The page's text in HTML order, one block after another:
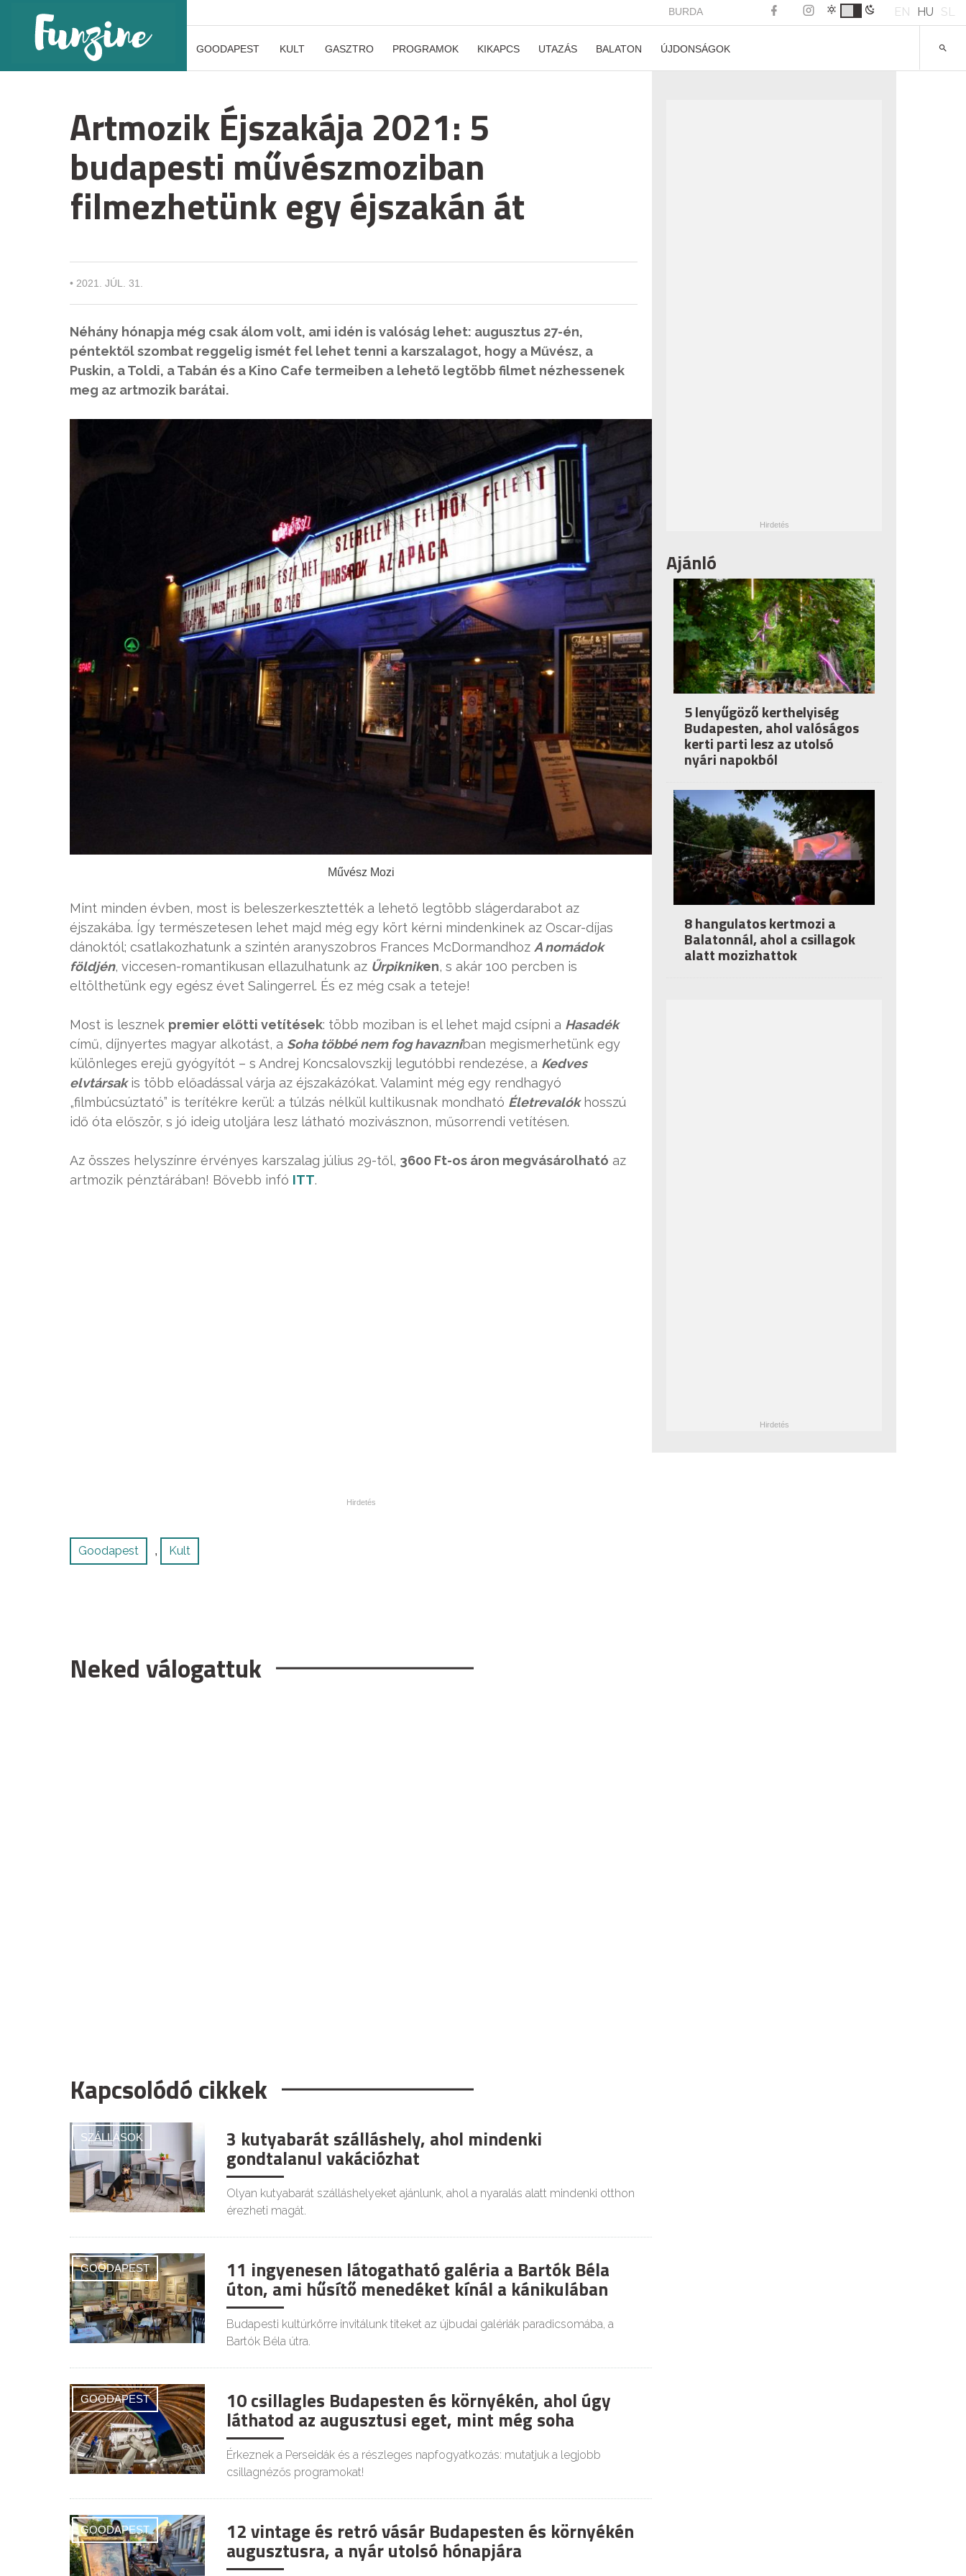
BURDA EN HU SL
GOODAPEST KULT GASZTRO PROGRAMOK KIKAPCS UTAZÁS BALATON ÚJDONSÁGOK
Artmozik Éjszakája 2021: 5
budapesti művészmoziban
filmezhetünk egy éjszakán át
• 2021. JÚL. 31.
Néhány hónapja még csak álom volt, ami idén is valóság lehet: augusztus 27-én,
péntektől szombat reggelig ismét fel lehet tenni a karszalagot, hogy a Művész, a
Puskin, a Toldi, a Tabán és a Kino Cafe termeiben a lehető legtöbb filmet nézhessenek
meg az artmozik barátai.
Művész Mozi
Mint minden évben, most is beleszerkesztették a lehető legtöbb slágerdarabot az
éjszakába. Így természetesen lehet majd még egy kört kérni mindenkinek az Oscar-díjas
dánoktól; csatlakozhatunk a szintén aranyszobros Frances McDormandhoz A nomádok
földjén, viccesen-romantikusan ellazulhatunk az Űrpikniken, s akár 100 percben is
eltölthetünk egy egész évet Salingerrel. És ez még csak a teteje!
Most is lesznek premier előtti vetítések: több moziban is el lehet majd csípni a Hasadék
című, díjnyertes magyar alkotást, a Soha többé nem fog havazniban megismerhetünk egy
különleges erejű gyógyítót – s Andrej Koncsalovszkij legutóbbi rendezése, a Kedves
elvtársakis több előadással várja az éjszakázókat. Valamint még egy rendhagyó
„filmbúcsúztató” is terítékre kerül: a túlzás nélkül kultikusnak mondható Életrevalókhosszú
idő óta először, s jó ideig utoljára lesz látható mozivásznon, műsorrendi vetítésen.
Az összes helyszínre érvényes karszalag július 29-től, 3600 Ft-os áron megvásárolható az
artmozik pénztárában! Bővebb infó ITT.
Goodapest , Kult
Neked válogattuk
Kapcsolódó cikkek
SZÁLLÁSOK 3 kutyabarát szálláshely, ahol mindenki
gondtalanul vakációzhat
Olyan kutyabarát szálláshelyeket ajánlunk, ahol a nyaralás alatt mindenki otthon
érezheti magát.
GOODAPEST 11 ingyenesen látogatható galéria a Bartók Béla
úton, ami hűsítő menedéket kínál a kánikulában
Budapesti kultúrkörre invitálunk titeket az újbudai galériák paradicsomába, a
Bartók Béla útra.
GOODAPEST 10 csillagles Budapesten és környékén, ahol úgy
láthatod az augusztusi eget, mint még soha
Érkeznek a Perseidák és a részleges napfogyatkozás: mutatjuk a legjobb
csillagnézős programokat!
GOODAPEST 12 vintage és retró vásár Budapesten és környékén
augusztusra, a nyár utolsó hónapjára
Ajánló
5 lenyűgöző kerthelyiség
Budapesten, ahol valóságos
kerti parti lesz az utolsó
nyári napokból
8 hangulatos kertmozi a
Balatonnál, ahol a csillagok
alatt mozizhattok